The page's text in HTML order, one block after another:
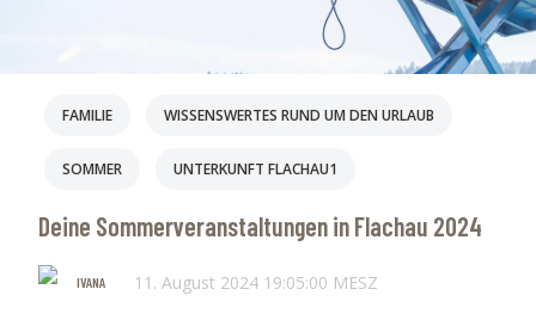
FAMILIE WISSENSWERTES RUND UM DEN URLAUB
SOMMER UNTERKUNFT FLACHAU1
Deine Sommerveranstaltungen in Flachau 2024
IVANA 11. August 2024 19:05:00 MESZ